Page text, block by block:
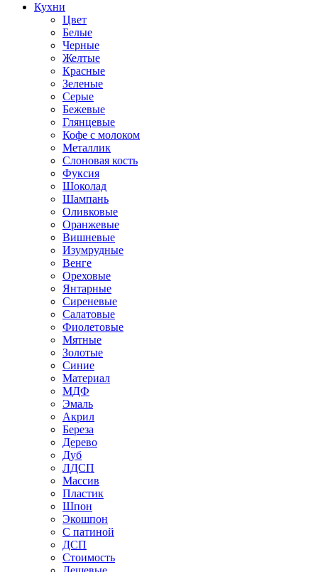
Кухни
Цвет
Белые
Черные
Желтые
Красные
Зеленые
Серые
Бежевые
Глянцевые
Кофе с молоком
Металлик
Слоновая кость
Фуксия
Шоколад
Шампань
Оливковые
Оранжевые
Вишневые
Изумрудные
Венге
Ореховые
Янтарные
Сиреневые
Салатовые
Фиолетовые
Мятные
Золотые
Синие
Материал
МДФ
Эмаль
Акрил
Береза
Дерево
Дуб
ЛДСП
Массив
Пластик
Шпон
Экошпон
С патиной
ДСП
Стоимость